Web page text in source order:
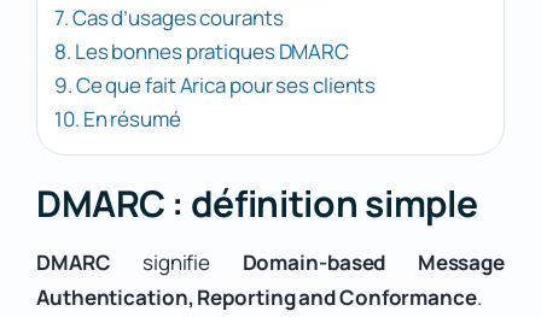
7. Cas d’usages courants
8. Les bonnes pratiques DMARC
9. Ce que fait Arica pour ses clients
10. En résumé
DMARC : définition simple
DMARC signifie Domain-based Message
Authentication, Reporting and Conformance.